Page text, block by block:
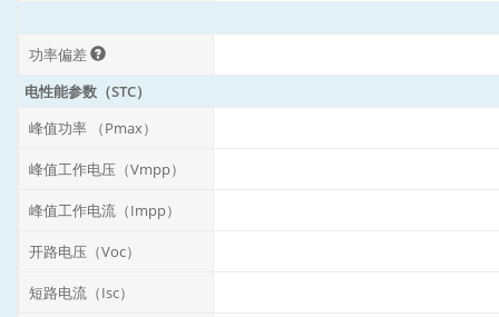
功率偏差
电性能参数（STC）
峰值功率 （Pmax）
峰值工作电压（Vmpp）
峰值工作电流（Impp）
开路电压（Voc）
短路电流（Isc）